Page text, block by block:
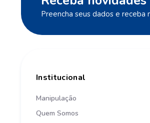
Preencha seus dados e receba
Institucional
Manipulação
Quem Somos